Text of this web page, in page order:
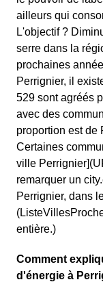
ailleurs qui
L'objectif ?
serre dans la
prochaines
Perrignier, il
529 sont agréés
avec des
proportion est de
Certaines
ville
remarquer un
Perrignier, dans
entière.)
Comment
d'énergie à